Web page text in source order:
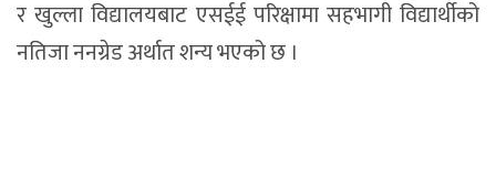
र खुल्ला विद्यालयबाट एसईई परिक्षामा सहभागी विद्यार्थीको
नतिजा ननग्रेड अर्थात शन्य भएको छ ।